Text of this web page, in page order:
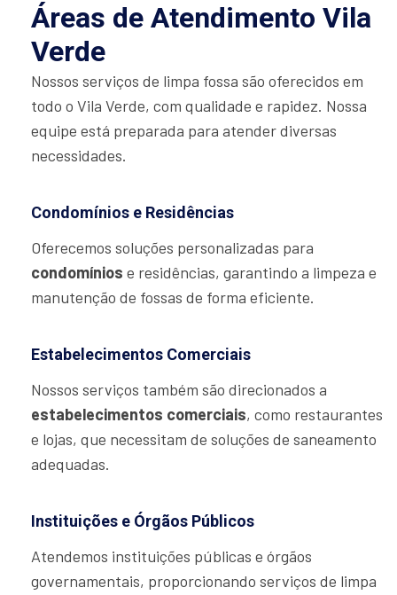
Áreas de Atendimento Vila
Verde
Nossos serviços de limpa fossa são oferecidos em
todo o Vila Verde, com qualidade e rapidez. Nossa
equipe está preparada para atender diversas
necessidades.
Condomínios e Residências
Oferecemos soluções personalizadas para
condomínios e residências, garantindo a limpeza e
manutenção de fossas de forma eficiente.
Estabelecimentos Comerciais
Nossos serviços também são direcionados a
estabelecimentos comerciais, como restaurantes
e lojas, que necessitam de soluções de saneamento
adequadas.
Instituições e Órgãos Públicos
Atendemos instituições públicas e órgãos
governamentais, proporcionando serviços de limpa